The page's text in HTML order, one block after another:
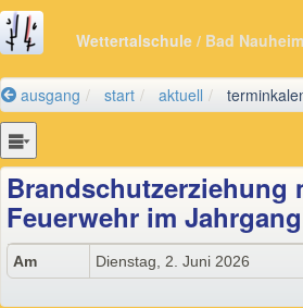
Wettertalschule / Bad Nauheim
ausgang start aktuell
Brandschutzerziehung
Feuerwehr im
Am Dienstag, 2. Juni 2026